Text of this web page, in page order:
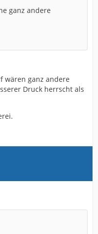
ganz andere
wären ganz andere
Druck herrscht als